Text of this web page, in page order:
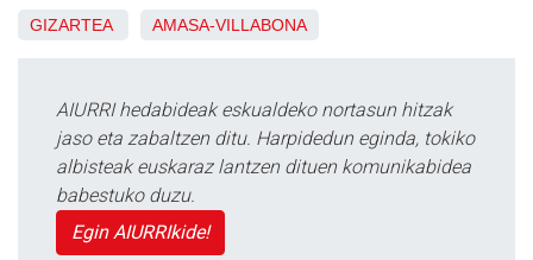
GIZARTEA AMASA-VILLABONA
AIURRI hedabideak eskualdeko nortasun hitzak
jaso eta zabaltzen ditu. Harpidedun eginda, tokiko
albisteak euskaraz lantzen dituen komunikabidea
babestuko duzu.
Egin AIURRIkide!